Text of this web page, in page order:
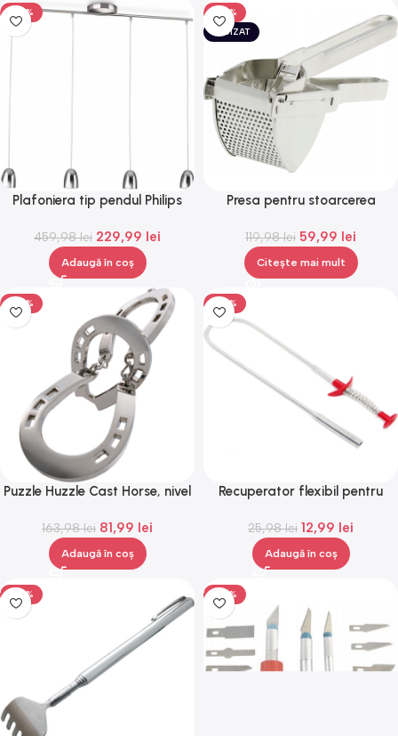
-50%
Plafoniera tip pendul Philips
459,98lei 229,99 lei
Adaugă în coș
-50%
EPUIZAT
Presa pentru stoarcerea
fructelor, din otel inoxidabil,
Gonga®
119,98lei 59,99 lei
Citește mai mult
-50%
Puzzle Huzzle Cast Horse, nivel
163,98lei 81,99 lei
Adaugă în coș
-50%
Recuperator flexibil pentru
pentru prindere, din
plastic/metal, lungime 60 cm,
Gonga®
25,98lei 12,99 lei
Adaugă în coș
-50% -50%